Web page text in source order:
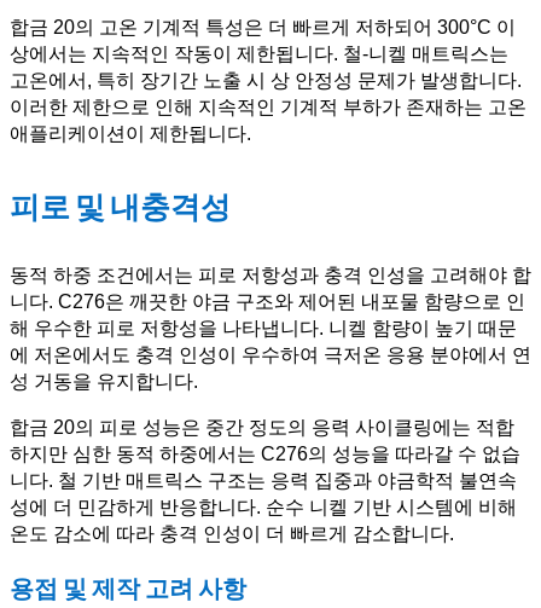
합금 20의 고온 기계적 특성은 더 빠르게 저하되어 300°C 이
상에서는 지속적인 작동이 제한됩니다. 철-니켈 매트릭스는
고온에서, 특히 장기간 노출 시 상 안정성 문제가 발생합니다.
이러한 제한으로 인해 지속적인 기계적 부하가 존재하는 고온
애플리케이션이 제한됩니다.
피로 및 내충격성
동적 하중 조건에서는 피로 저항성과 충격 인성을 고려해야 합
니다. C276은 깨끗한 야금 구조와 제어된 내포물 함량으로 인
해 우수한 피로 저항성을 나타냅니다. 니켈 함량이 높기 때문
에 저온에서도 충격 인성이 우수하여 극저온 응용 분야에서 연
성 거동을 유지합니다.
합금 20의 피로 성능은 중간 정도의 응력 사이클링에는 적합
하지만 심한 동적 하중에서는 C276의 성능을 따라갈 수 없습
니다. 철 기반 매트릭스 구조는 응력 집중과 야금학적 불연속
성에 더 민감하게 반응합니다. 순수 니켈 기반 시스템에 비해
온도 감소에 따라 충격 인성이 더 빠르게 감소합니다.
용접 및 제작 고려 사항